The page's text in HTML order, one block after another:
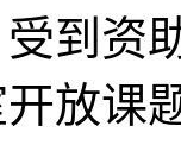
到资
放课